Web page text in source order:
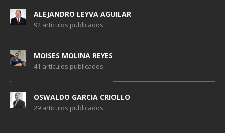
ALEJANDRO LEYVA AGUILAR
92 artículos publicados
MOISES MOLINA REYES
41 artículos publicados
OSWALDO GARCIA CRIOLLO
29 artículos publicados